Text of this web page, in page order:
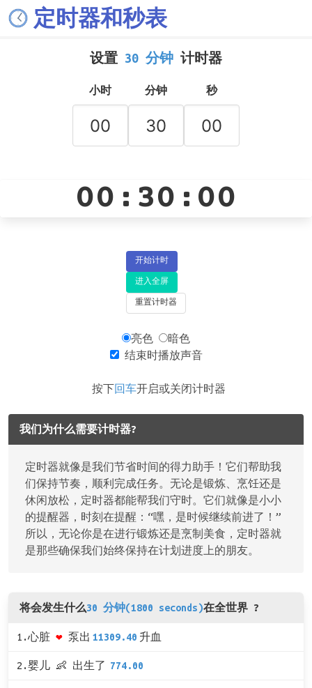
定时器和秒表
设置 30 分钟 计时器
小时 分钟 秒
00:30:00
开始计时
进入全屏
重置计时器
亮色
暗色
结束时播放声音
按下 回车开启或关闭计时器
我们为什么需要计时器?
定时器就像是我们节省时间的得力助手！它们帮助我
们保持节奏，顺利完成任务。无论是锻炼、烹饪还是
休闲放松，定时器都能帮我们守时。它们就像是小小
的提醒器，时刻在提醒：“嘿，是时候继续前进了！”
所以，无论你是在进行锻炼还是烹制美食，定时器就
是那些确保我们始终保持在计划进度上的朋友。
将会发生什么30 分钟(1800 seconds)在全世界 ?
1.心脏 ❤ 泵出 11309.40 升血
2.婴儿 👶 出生了 774.00